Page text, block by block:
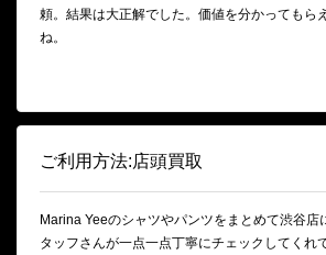
頼。結果は大正解でした。価値を分かってもら
ね。
ご利用方法:店頭買取
Marina Yeeのシャツやパンツをまとめて渋谷店
タッフさんが一点一点丁寧にチェックしてくれ